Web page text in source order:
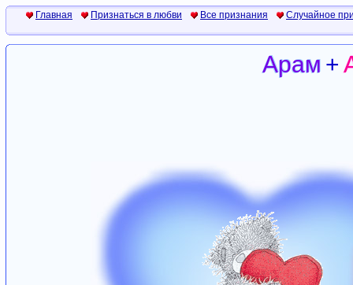
Главная Признаться в любви Все признания Случайное
Арам +
Арам +
Арам +